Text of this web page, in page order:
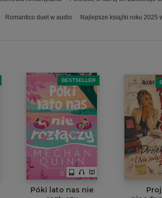
Romantico duet w audio Najlepsze książki roku 2025
BESTSELLER
Póki lato nas nie